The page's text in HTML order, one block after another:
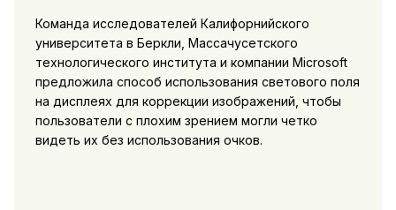
Команда исследователей Калифорнийского
университета в Беркли, Массачусетского
технологического института и компании Microsoft
предложила способ использования светового поля
на дисплеях для коррекции изображений, чтобы
пользователи с плохим зрением могли четко
видеть их без использования очков.